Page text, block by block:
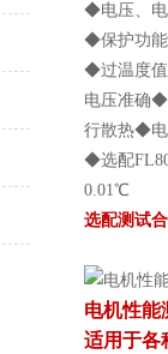
◆电压、电
◆保护功能
◆过温度值
电压准确◆
行散热◆电
◆选配
0.01℃
选配测试
电机性能
适用于各